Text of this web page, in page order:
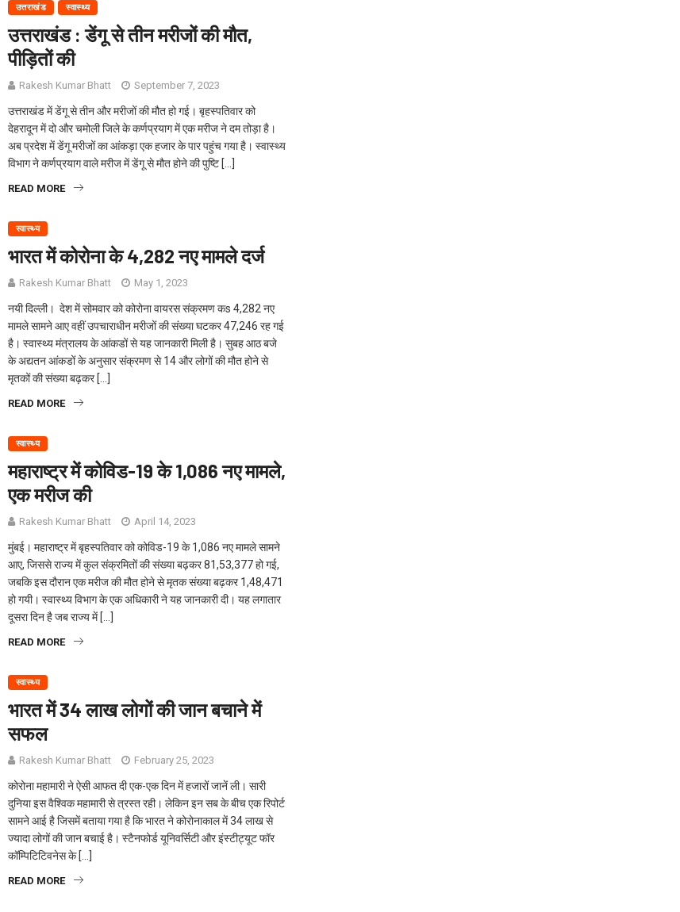
उत्तराखंड स्वास्थ्य
उत्तराखंड : डेंगू से तीन मरीजों की मौत,
पीड़ितों की
Rakesh Kumar Bhatt September 7, 2023
उत्तराखंड में डेंगू से तीन और मरीजों की मौत हो गई। बृहस्पतिवार को
देहरादून में दो और चमोली जिले के कर्णप्रयाग में एक मरीज ने दम तोड़ा है।
अब प्रदेश में डेंगू मरीजों का आंकड़ा एक हजार के पार पहुंच गया है। स्वास्थ्य
विभाग ने कर्णप्रयाग वाले मरीज में डेंगू से मौत होने की पुष्टि […]
READ MORE
स्वास्थ्य
भारत में कोरोना के 4,282 नए मामले दर्ज
Rakesh Kumar Bhatt May 1, 2023
नयी दिल्ली। देश में सोमवार को कोरोना वायरस संक्रमण कs 4,282 नए
मामले सामने आए वहीं उपचाराधीन मरीजों की संख्या घटकर 47,246 रह गई
है। स्वास्थ्य मंत्रालय के आंकडों से यह जानकारी मिली है। सुबह आठ बजे
के अद्यतन आंकडों के अनुसार संक्रमण से 14 और लोगों की मौत होने से
मृतकों की संख्या बढ़कर […]
READ MORE
स्वास्थ्य
महाराष्ट्र में कोविड-19 के 1,086 नए मामले,
एक मरीज की
Rakesh Kumar Bhatt April 14, 2023
मुंबई। महाराष्ट्र में बृहस्पतिवार को कोविड-19 के 1,086 नए मामले सामने
आए, जिससे राज्य में कुल संक्रमितों की संख्या बढ़कर 81,53,377 हो गई,
जबकि इस दौरान एक मरीज की मौत होने से मृतक संख्या बढ़कर 1,48,471
हो गयी। स्वास्थ्य विभाग के एक अधिकारी ने यह जानकारी दी। यह लगातार
दूसरा दिन है जब राज्य में […]
READ MORE
स्वास्थ्य
भारत में 34 लाख लोगों की जान बचाने में
सफल
Rakesh Kumar Bhatt February 25, 2023
कोरोना महामारी ने ऐसी आफत दी एक-एक दिन में हजारों जानें ली। सारी
दुनिया इस वैश्विक महामारी से त्रस्त रही। लेकिन इन सब के बीच एक रिपोर्ट
सामने आई है जिसमें बताया गया है कि भारत ने कोरोनाकाल में 34 लाख से
ज्यादा लोगों की जान बचाई है। स्टैनफोर्ड यूनिवर्सिटी और इंस्टीट्यूट फॉर
कॉम्पिटिटिवनेस के […]
READ MORE